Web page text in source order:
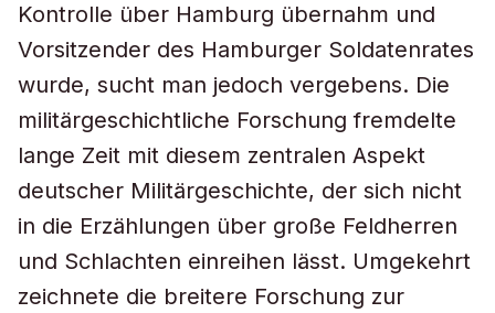
Kontrolle über Hamburg übernahm und
Vorsitzender des Hamburger Soldatenrates
wurde, sucht man jedoch vergebens. Die
militärgeschichtliche Forschung fremdelte
lange Zeit mit diesem zentralen Aspekt
deutscher Militärgeschichte, der sich nicht
in die Erzählungen über große Feldherren
und Schlachten einreihen lässt. Umgekehrt
zeichnete die breitere Forschung zur